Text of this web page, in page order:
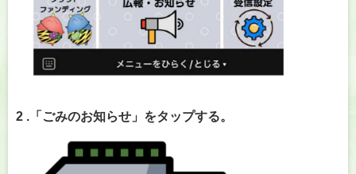
2 .「ごみのお知らせ」をタップする。